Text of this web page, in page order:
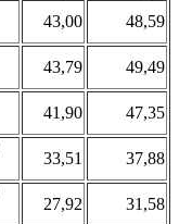
43,00
48,59
43,79
49,49
41,90
47,35
33,51
37,88
27,92
31,58